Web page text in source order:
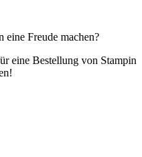
eine Freude machen?
eine Bestellung von Stampin